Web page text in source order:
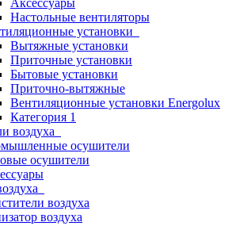
Аксессуары
Настольные вентиляторы
установки
Вытяжные установки
Приточные установки
Бытовые установки
Приточно-вытяжные
Вентиляционные установки Energolux
Категория 1
воздуха
осушители
осушители
воздуха
воздуха